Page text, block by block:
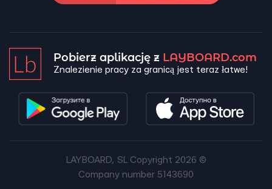
Pobierz aplikację z LAYBOARD.com
Znalezienie pracy za granicą jest teraz łatwe!
LAYBOARD, SL Copyright 2026 ©
Company number 5143690